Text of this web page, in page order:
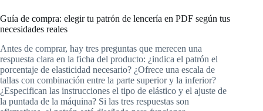
Guía de compra: elegir tu patrón de lencería en PDF según tus
necesidades reales
Antes de comprar, hay tres preguntas que merecen una
respuesta clara en la ficha del producto: ¿indica el patrón el
porcentaje de elasticidad necesario? ¿Ofrece una escala de
tallas con combinación entre la parte superior y la inferior?
¿Especifican las instrucciones el tipo de elástico y el ajuste de
la puntada de la máquina? Si las tres respuestas son